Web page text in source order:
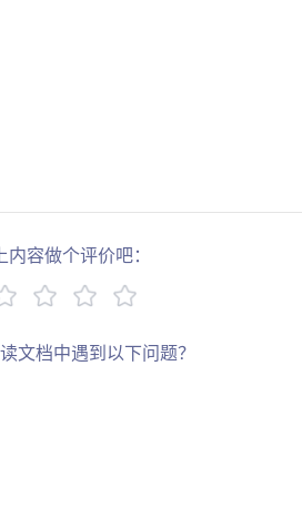
内容做个评价吧：
文档中遇到以下问题？